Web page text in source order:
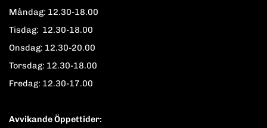
Måndag: 12.30-18.00
Tisdag: 12.30-18.00
Onsdag: 12.30-20.00
Torsdag: 12.30-18.00
Fredag: 12.30-17.00
Avvikande Öppettider: